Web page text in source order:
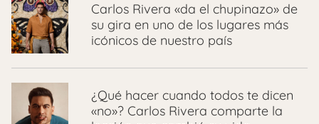
Carlos Rivera «da el chupinazo» de
su gira en uno de los lugares más
icónicos de nuestro país
¿Qué hacer cuando todos te dicen
«no»? Carlos Rivera comparte la